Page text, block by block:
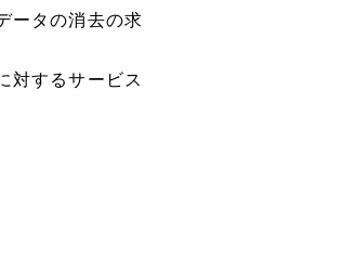
ータの消去の求
対するサービス